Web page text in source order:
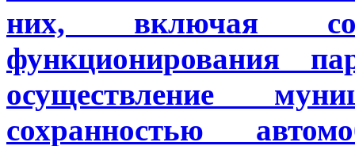
них, включая
функционирования
осуществление
сохранностью